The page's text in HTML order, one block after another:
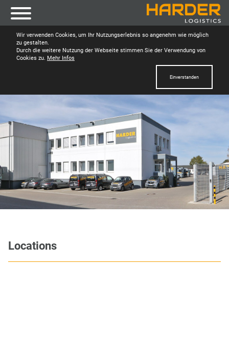
Wir verwenden Cookies, um Ihr Nutzungserlebnis so angenehm wie möglich
zu gestalten.
Durch die weitere Nutzung der Webseite stimmen Sie der Verwendung von
Cookies zu. Mehr Infos
Einverstanden
Locations